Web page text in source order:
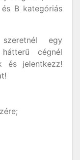
B kategóriás
egy
cégnél
és jelentkezz!